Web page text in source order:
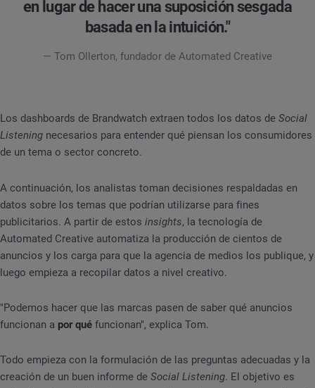
en lugar de hacer una suposición sesgada
basada en la intuición."
— Tom Ollerton, fundador de Automated Creative
Los dashboards de Brandwatch extraen todos los datos de Social
Listening necesarios para entender qué piensan los consumidores
de un tema o sector concreto.
A continuación, los analistas toman decisiones respaldadas en
datos sobre los temas que podrían utilizarse para fines
publicitarios. A partir de estos insights, la tecnología de
Automated Creative automatiza la producción de cientos de
anuncios y los carga para que la agencia de medios los publique, y
luego empieza a recopilar datos a nivel creativo.
"Podemos hacer que las marcas pasen de saber qué anuncios
funcionan a por qué funcionan", explica Tom.
Todo empieza con la formulación de las preguntas adecuadas y la
creación de un buen informe de Social Listening. El objetivo es